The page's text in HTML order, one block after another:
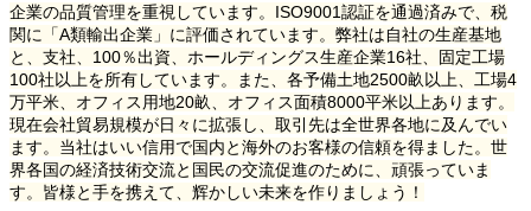
企業の品質管理を重視しています。 ISO9001認証を通過済みで、税
関に「A類輸出企業」に評価されています。弊社は自社の生産基地
と、支社、 100％出資、ホールディングス生産企業16社、固定工場
100社以上を所有しています。また、各予備土地2500畝以上、工場4
万平米、オフィス用地20畝、オフィス面積8000平米以上あります。
現在会社貿易規模が日々に拡張し、取引先は全世界各地に及んでい
ます。当社はいい信用で国内と海外のお客様の信頼を得ました。世
界各国の経済技術交流と国民の交流促進のために、頑張っていま
す。皆様と手を携えて、辉かしい未来を作りましょう！